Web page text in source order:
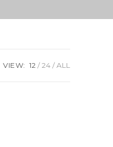
VIEW: 12 24 ALL